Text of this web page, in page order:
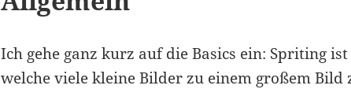
Ich gehe ganz kurz auf die Basics ein: Spriting
welche viele kleine Bilder zu einem großem Bild